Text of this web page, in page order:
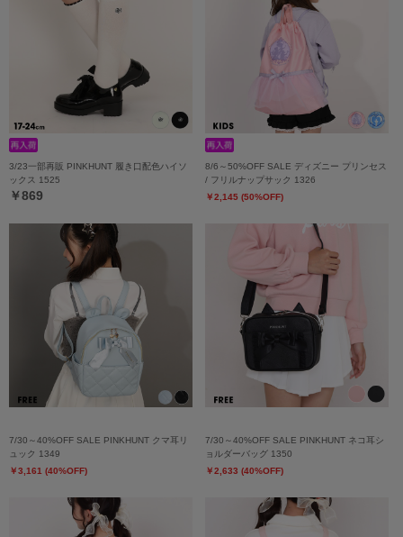
3/23一部再販 PINKHUNT 履き口配色ハイソ
ックス 1525
￥869
8/6～50%OFF SALE ディズニー プリンセス
/ フリルナップサック 1326
￥2,145 (50%OFF)
7/30～40%OFF SALE PINKHUNT クマ耳リ
ュック 1349
￥3,161 (40%OFF)
7/30～40%OFF SALE PINKHUNT ネコ耳シ
ョルダーバッグ 1350
￥2,633 (40%OFF)